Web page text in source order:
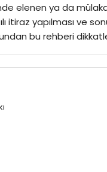
elenen ya da
itiraz yapılması ve
bu rehberi